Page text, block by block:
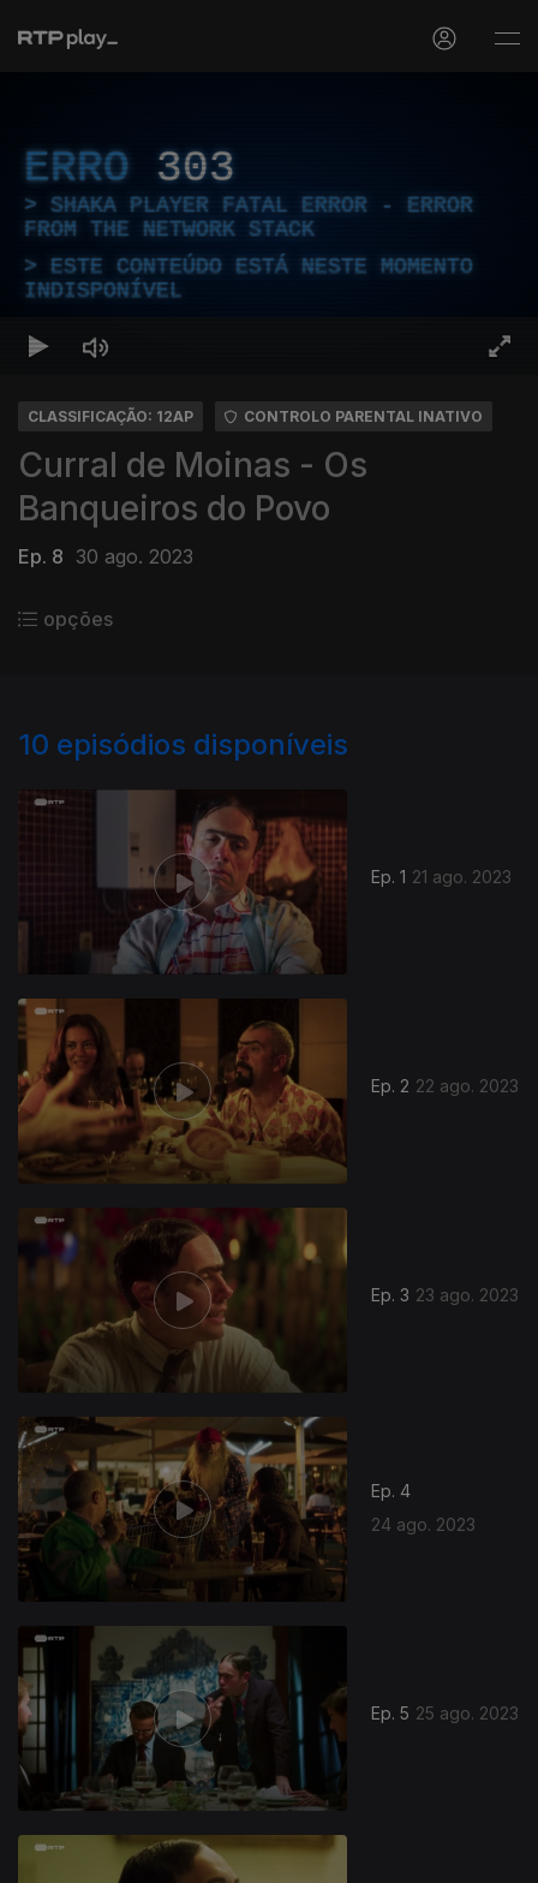
ERRO 303
SHAKA PLAYER FATAL ERROR - ERROR
FROM THE NETWORK STACK
ESTE CONTEÚDO ESTÁ NESTE MOMENTO
INDISPONÍVEL
CLASSIFICAÇÃO: 12AP CONTROLO PARENTAL INATIVO
Curral de Moinas - Os
Banqueiros do Povo
Ep. 8 30 ago. 2023
opções
10 episódios disponíveis
Ep. 1 21 ago. 2023
Ep. 2 22 ago. 2023
Ep. 3 23 ago. 2023
Ep. 4
24 ago. 2023
Ep. 5 25 ago. 2023